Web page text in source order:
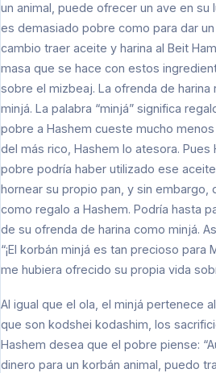
un animal, puede ofrecer un ave en su
es demasiado pobre como para dar
cambio traer aceite y harina al Beit
masa que se hace con estos
sobre el mizbeaj. La ofrenda de harina
minjá. La palabra “minjá” significa
pobre a Hashem cueste mucho
del más rico, Hashem lo atesora. Pues
pobre podría haber utilizado ese
hornear su propio pan, y sin embargo,
como regalo a Hashem. Podría hasta
de su ofrenda de harina como minjá.
“¡El korbán minjá es tan precioso para
me hubiera ofrecido su propia vida
Al igual que el ola, el minjá pertenece
que son kodshei kodashim, los
Hashem desea que el pobre piense:
dinero para un korbán animal, puedo